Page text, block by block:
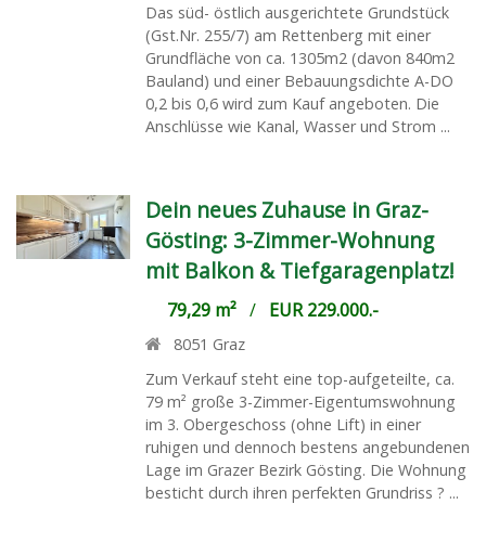
Das süd- östlich ausgerichtete Grundstück
(Gst.Nr. 255/7) am Rettenberg mit einer
Grundfläche von ca. 1305m2 (davon 840m2
Bauland) und einer Bebauungsdichte A-DO
0,2 bis 0,6 wird zum Kauf angeboten. Die
Anschlüsse wie Kanal, Wasser und Strom ...
Dein neues Zuhause in Graz-
Gösting: 3-Zimmer-Wohnung
mit Balkon & Tiefgaragenplatz!
79,29 m²/ EUR 229.000.-
8051 Graz
Zum Verkauf steht eine top-aufgeteilte, ca.
79 m² große 3-Zimmer-Eigentumswohnung
im 3. Obergeschoss (ohne Lift) in einer
ruhigen und dennoch bestens angebundenen
Lage im Grazer Bezirk Gösting. Die Wohnung
besticht durch ihren perfekten Grundriss ? ...